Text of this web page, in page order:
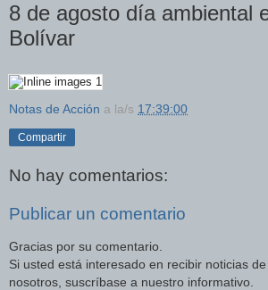
8 de agosto día ambiental
Bolívar
Notas de Acción a la/s 17:39:00
Compartir
No hay comentarios:
Publicar un comentario
Gracias por su comentario.
Si usted está interesado en recibir noticias de
nosotros, suscríbase a nuestro informativo.